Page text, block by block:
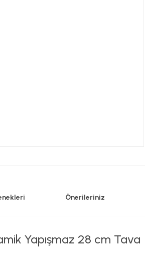
Önerileriniz
Yapışmaz 28 cm Tava